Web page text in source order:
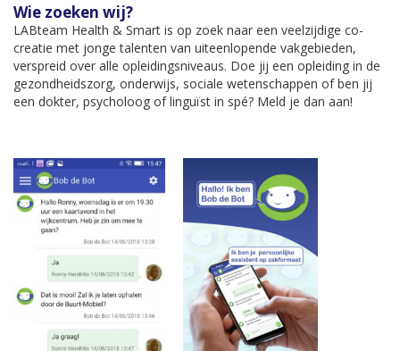
Wie zoeken wij?
LABteam Health & Smart is op zoek naar een veelzijdige co-
creatie met jonge talenten van uiteenlopende vakgebieden,
verspreid over alle opleidingsniveaus. Doe jij een opleiding in de
gezondheidszorg, onderwijs, sociale wetenschappen of ben jij
een dokter, psycholoog oflinguïst in spé? Meld je dan aan!